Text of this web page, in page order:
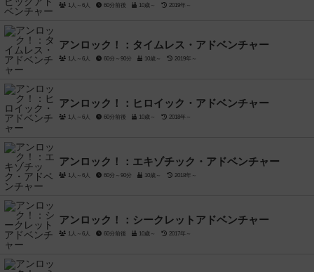
1人～6人 60分前後 10歳～ 2019年～
アンロック！：タイムレス・アドベンチャー
1人～6人 60分～90分 10歳～ 2019年～
アンロック！：ヒロイック・アドベンチャー
1人～6人 60分前後 10歳～ 2018年～
アンロック！：エキゾチック・アドベンチャー
1人～6人 60分～90分 10歳～ 2018年～
アンロック！：シークレットアドベンチャー
1人～6人 60分前後 10歳～ 2017年～